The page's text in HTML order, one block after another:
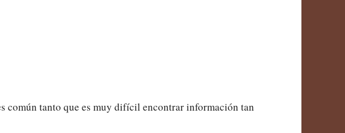
común tanto que es muy difícil encontrar información tan